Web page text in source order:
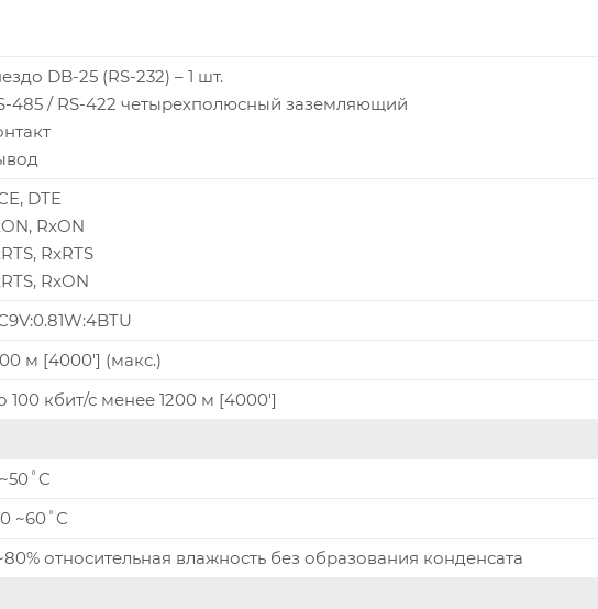
DB-25 (RS-232) – 1 шт.
485 / RS-422 четырехполюсный заземляющий
DTE
RxON
RxRTS
RxON
м [4000'] (макс.)
100 кбит/с менее 1200 м [4000']
~60˚C
относительная влажность без образования конденсата